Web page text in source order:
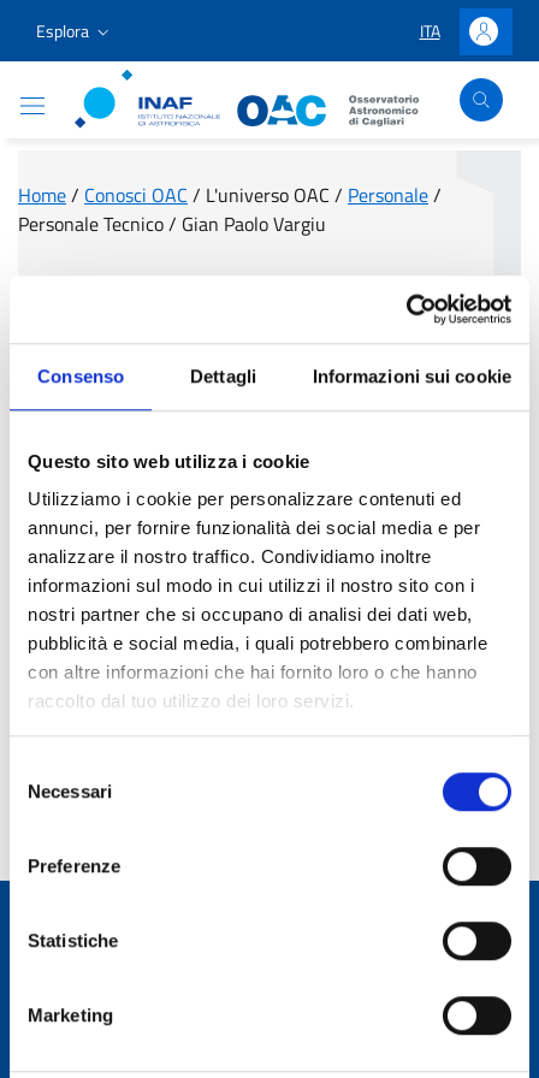
Consenso Dettagli Informazioni sui cookie
Questo sito web utilizza i cookie
Utilizziamo i cookie per personalizzare contenuti ed
annunci, per fornire funzionalità dei social media e per
analizzare il nostro traffico. Condividiamo inoltre
informazioni sul modo in cui utilizzi il nostro sito con i
nostri partner che si occupano di analisi dei dati web,
pubblicità e social media, i quali potrebbero combinarle
con altre informazioni che hai fornito loro o che hanno
raccolto dal tuo utilizzo dei loro servizi.
delNecessari
Preferenze
Statistiche
Marketing
Vai ai contenuti
Vai al menu di navigazione
Vai al footer
Esplora LINGUA
ITA Accedi
Osservatorio Astronomico Cagliari
Home/ Conosci OAC / L'universo OAC / Personale/
Personale Tecnico/ Gian Paolo Vargiu
Ruolo:
Collaboratore Tecnico Ente Ricerca
Telefono:
070 71180822
Incarico dal: